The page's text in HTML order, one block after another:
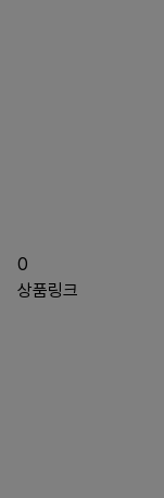
0
상품링크